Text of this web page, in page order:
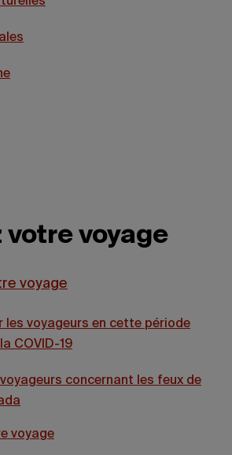
votre voyage
voyage
les voyageurs en cette période
COVID-19
concernant les feux de
voyage